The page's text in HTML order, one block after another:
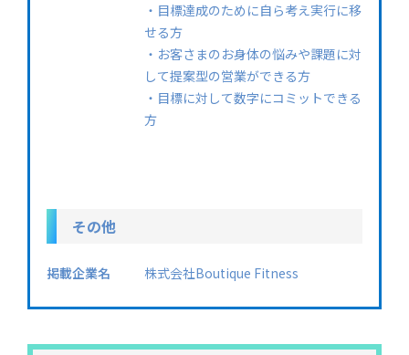
・目標達成のために自ら考え実行に移
せる方
・お客さまのお身体の悩みや課題に対
して提案型の営業ができる方
・目標に対して数字にコミットできる
方
その他
掲載企業名 株式会社Boutique Fitness